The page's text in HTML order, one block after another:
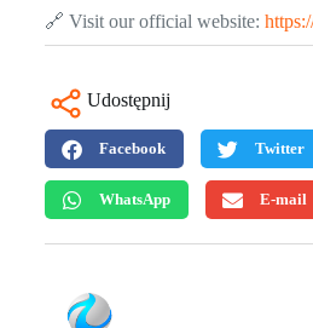
🔗 Visit our official website:
Udostępnij
Facebook Twitter
WhatsApp E-mail